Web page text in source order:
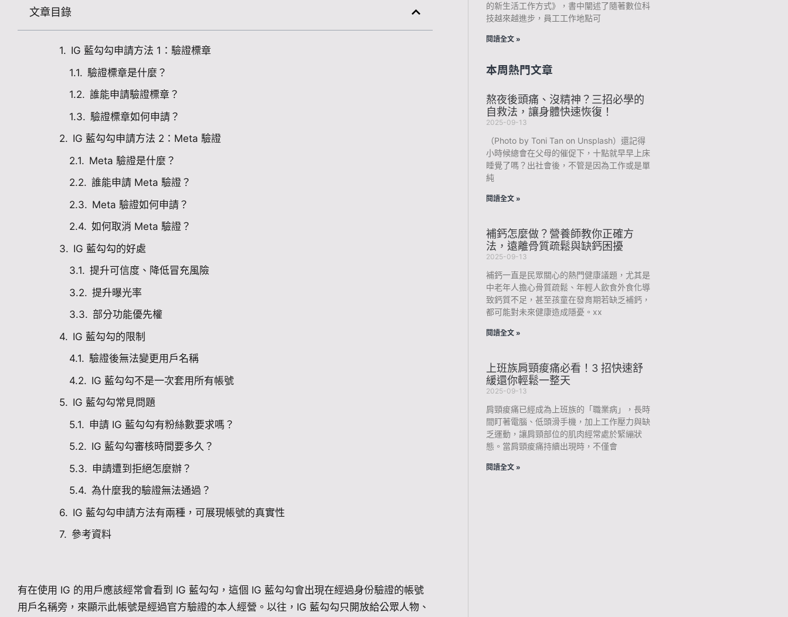
文章目錄
IG 藍勾勾申請方法 1：驗證標章
驗證標章是什麼？
誰能申請驗證標章？
驗證標章如何申請？
IG 藍勾勾申請方法 2：Meta 驗證
Meta 驗證是什麼？
誰能申請 Meta 驗證？
Meta 驗證如何申請？
如何取消 Meta 驗證？
IG 藍勾勾的好處
提升可信度、降低冒充風險
提升曝光率
部分功能優先權
IG 藍勾勾的限制
驗證後無法變更用戶名稱
IG 藍勾勾不是一次套用所有帳號
IG 藍勾勾常見問題
申請 IG 藍勾勾有粉絲數要求嗎？
IG 藍勾勾審核時間要多久？
申請遭到拒絕怎麼辦？
為什麼我的驗證無法通過？
IG 藍勾勾申請方法有兩種，可展現帳號的真實性
參考資料
有在使用 IG 的用戶應該經常會看到 IG 藍勾勾，這個 IG 藍勾勾會出現在經過身份驗證的帳號
用戶名稱旁，來顯示此帳號是經過官方驗證的本人經營。以往，IG 藍勾勾只開放給公眾人物、
的新生活工作方式》，書中闡述了隨著數位科
技越來越進步，員工工作地點可
閱讀全文 »
本周熱門文章
熬夜後頭痛、沒精神？三招必學的
自救法，讓身體快速恢復！
2025-09-13
（Photo by Toni Tan on Unsplash）還記得
小時候總會在父母的催促下，十點就早早上床
睡覺了嗎？出社會後，不管是因為工作或是單
純
閱讀全文 »
補鈣怎麼做？營養師教你正確方
法，遠離骨質疏鬆與缺鈣困擾
2025-09-13
補鈣一直是民眾關心的熱門健康議題，尤其是
中老年人擔心骨質疏鬆、年輕人飲食外食化導
致鈣質不足，甚至孩童在發育期若缺乏補鈣，
都可能對未來健康造成隱憂。xx
閱讀全文 »
上班族肩頸痠痛必看！3 招快速舒
緩還你輕鬆一整天
2025-09-13
肩頸痠痛已經成為上班族的「職業病」，長時
間盯著電腦、低頭滑手機，加上工作壓力與缺
乏運動，讓肩頸部位的肌肉經常處於緊繃狀
態。當肩頸痠痛持續出現時，不僅會
閱讀全文 »